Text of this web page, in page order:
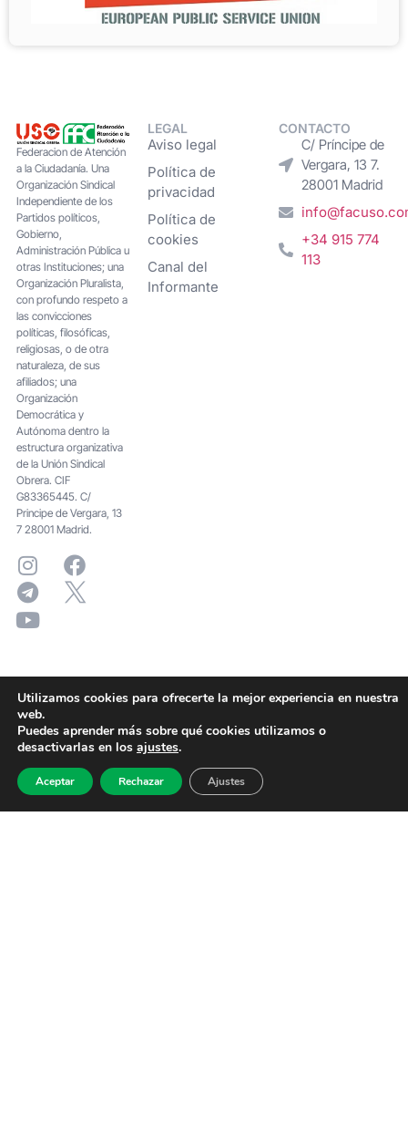
Federacion de Atención
a la Ciudadanía. Una
Organización Sindical
Independiente de los
Partidos políticos,
Gobierno,
Administración Pública u
otras Instituciones; una
Organización Pluralista,
con profundo respeto a
las convicciones
políticas, filosóficas,
religiosas, o de otra
naturaleza, de sus
afiliados; una
Organización
Democrática y
Autónoma dentro la
estructura organizativa
de la Unión Sindical
Obrera. CIF
G83365445. C/
Principe de Vergara, 13
7 28001 Madrid.
LEGAL
Aviso legal
Política de
privacidad
Política de
cookies
Canal del
Informante
CONTACTO
C/ Príncipe de
Vergara, 13 7.
28001 Madrid
+34 915 774
113
Utilizamos cookies para ofrecerte la mejor experiencia en nuestra
web.
Puedes aprender más sobre qué cookies utilizamos o
desactivarlas en los ajustes.
Aceptar Rechazar Ajustes